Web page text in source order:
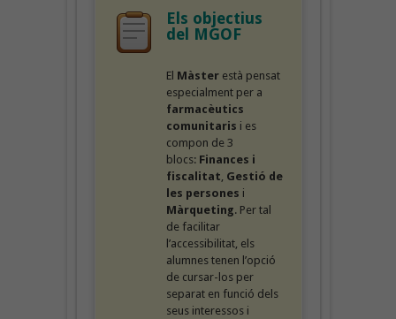
Els objectius
del MGOF
El Màsterestà pensat
especialment per a
farmacèutics
comunitaris i es
compon de 3
blocs: Finances i
fiscalitat, Gestió de
les persones i
Màrqueting. Per tal
de facilitar
l’accessibilitat, els
alumnes tenen l’opció
de cursar-los per
separat en funció dels
seus interessos i